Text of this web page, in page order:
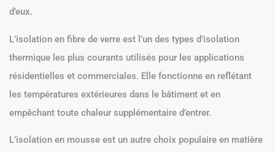
d’eux.
L’isolation en fibre de verre est l’un des types d’isolation
thermique les plus courants utilisés pour les applications
résidentielles et commerciales. Elle fonctionne en reflétant
les températures extérieures dans le bâtiment et en
empêchant toute chaleur supplémentaire d’entrer.
L’isolation en mousse est un autre choix populaire en matière